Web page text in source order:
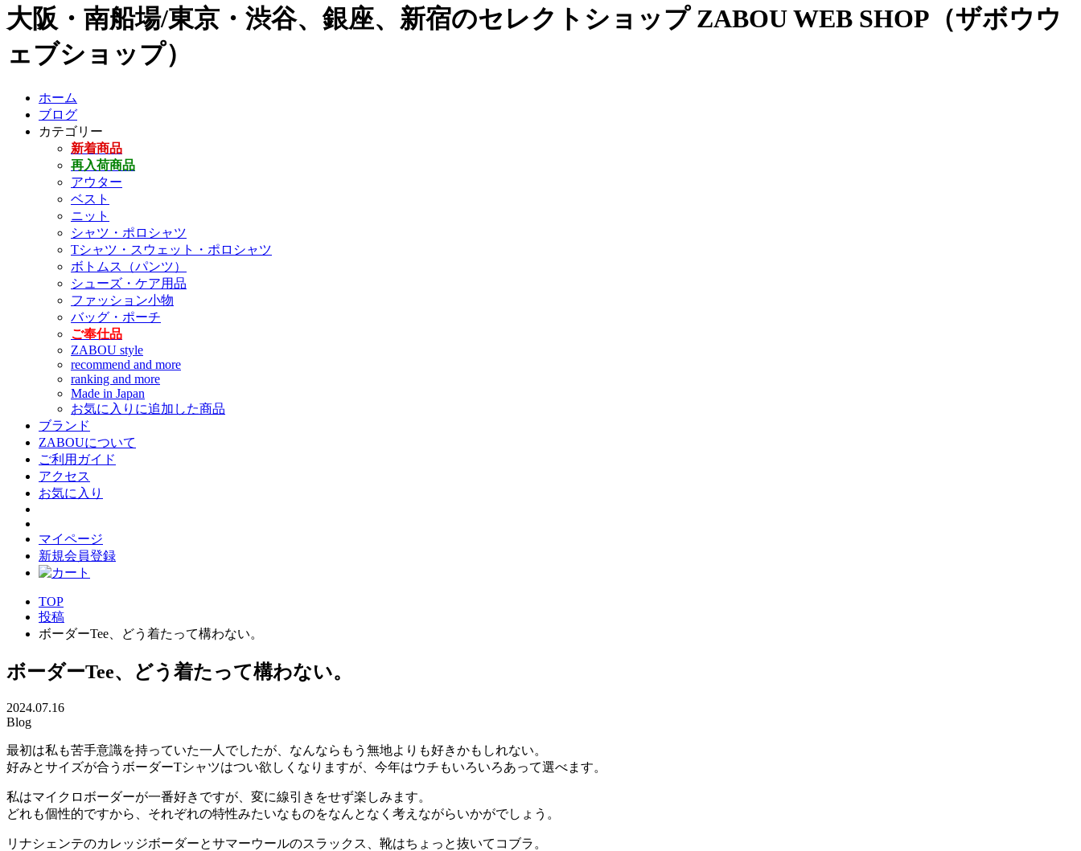
大阪・南船場/東京・渋谷、銀座、新宿のセレクトショップ ZABOU WEB SHOP（ザボウウ
ェブショップ）
ホーム
ブログ
カテゴリー
新着商品
再入荷商品
アウター
ベスト
ニット
シャツ・ポロシャツ
Tシャツ・スウェット・ポロシャツ
ボトムス（パンツ）
シューズ・ケア用品
ファッション小物
バッグ・ポーチ
ご奉仕品
ZABOU style
recommend and more
ranking and more
Made in Japan
お気に入りに追加した商品
ブランド
ZABOUについて
ご利用ガイド
アクセス
お気に入り
マイページ
新規会員登録
TOP
投稿
ボーダーTee、どう着たって構わない。
ボーダーTee、どう着たって構わない。
2024.07.16
Blog
最初は私も苦手意識を持っていた一人でしたが、なんならもう無地よりも好きかもしれない。
好みとサイズが合うボーダーTシャツはつい欲しくなりますが、今年はウチもいろいろあって選べます。
私はマイクロボーダーが一番好きですが、変に線引きをせず楽しみます。
どれも個性的ですから、それぞれの特性みたいなものをなんとなく考えながらいかがでしょう。
リナシェンテのカレッジボーダーとサマーウールのスラックス、靴はちょっと抜いてコブラ。